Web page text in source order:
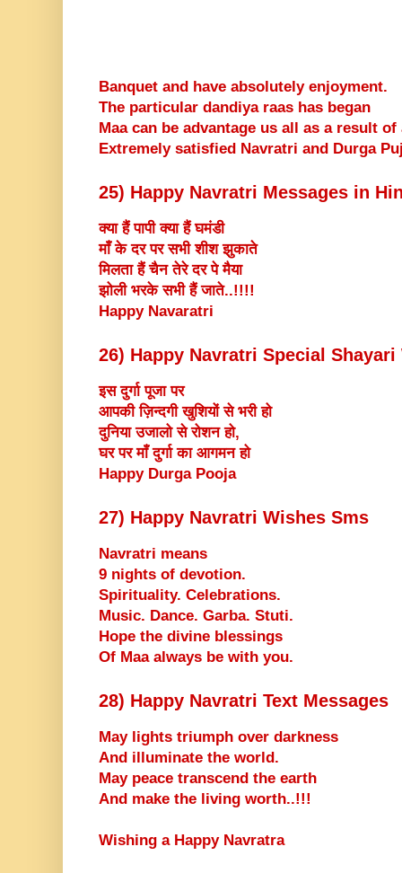
Banquet and have absolutely enjoyment.
The particular dandiya raas has began
Maa can be advantage us all as a result of
Extremely satisfied Navratri and Durga
25) Happy Navratri Messages in
क्या हैं पापी क्या हैं घमंडी
माँ के दर पर सभी शीश झुकाते
मिलता हैं चैन तेरे दर पे मैया
झोली भरके सभी हैं जाते..!!!!
Happy Navaratri
26) Happy Navratri Special Shayari
इस दुर्गा पूजा पर
आपकी ज़िन्दगी खुशियों से भरी हो
दुनिया उजालो से रोशन हो,
घर पर माँ दुर्गा का आगमन हो
Happy Durga Pooja
27) Happy Navratri Wishes Sms
Navratri means
9 nights of devotion.
Spirituality. Celebrations.
Music. Dance. Garba. Stuti.
Hope the divine blessings
Of Maa always be with you.
28) Happy Navratri Text Messages
May lights triumph over darkness
And illuminate the world.
May peace transcend the earth
And make the living worth..!!!
Wishing a Happy Navratra